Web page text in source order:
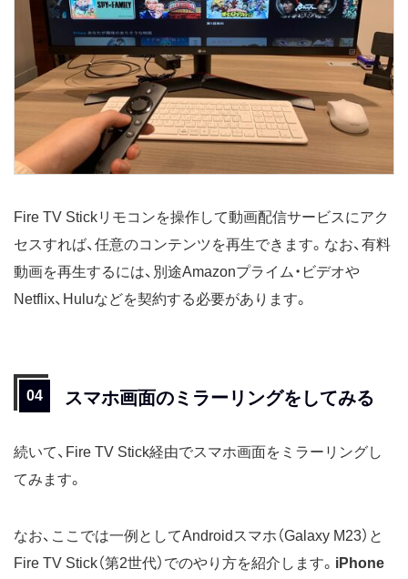
Fire TV Stickリモコンを操作して動画配信サービスにアク
セスすれば、任意のコンテンツを再生できます。なお、有料
動画を再生するには、別途Amazonプライム・ビデオや
Netflix、Huluなどを契約する必要があります。
スマホ画面のミラーリングをしてみる
続いて、Fire TV Stick経由でスマホ画面をミラーリングし
てみます。
なお、ここでは一例としてAndroidスマホ（Galaxy M23）と
Fire TV Stick（第2世代）でのやり方を紹介します。 iPhone